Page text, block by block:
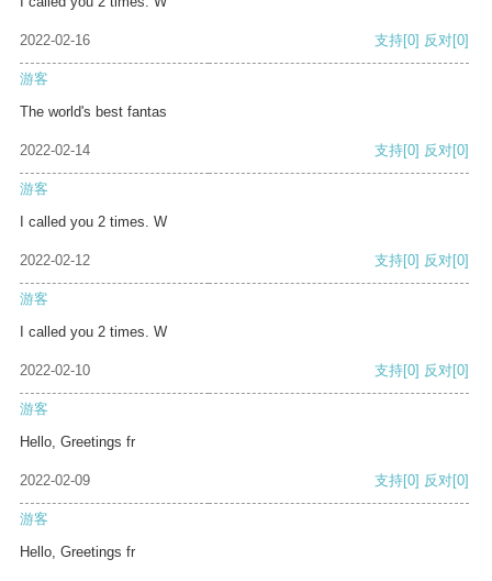
2022-02-16 支持[0] 反对[0]
游客
The world's best fantas
2022-02-14 支持[0] 反对[0]
游客
I called you 2 times. W
2022-02-12 支持[0] 反对[0]
游客
I called you 2 times. W
2022-02-10 支持[0] 反对[0]
游客
Hello, Greetings fr
2022-02-09 支持[0] 反对[0]
游客
Hello, Greetings fr